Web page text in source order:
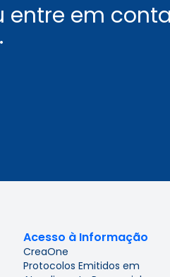
entre em
Acesso à Informação
CreaOne
Protocolos Emitidos em